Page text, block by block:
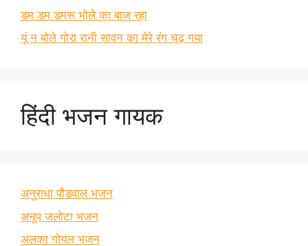
डम डम डमरू भोले का बाज रहा
यूं न बोले गोरा रानी सावन का मेरे रंग चढ़ गया
हिंदी भजन गायक
अनुराधा पौडवाल भजन
अनूप जलोटा भजन
अलका गोयल भजन